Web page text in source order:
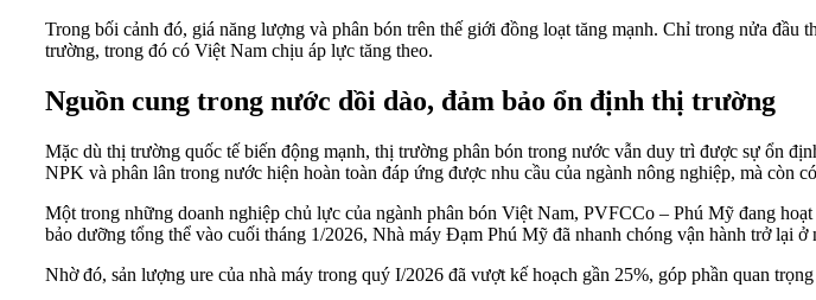
Trong bối cảnh đó, giá năng lượng và phân bón trên thế giới đồng loạt tăng mạnh. Chỉ trong nửa
trường, trong đó có Việt Nam chịu áp lực tăng theo.
Nguồn cung trong nước dồi dào, đảm bảo ổn định thị trường
Mặc dù thị trường quốc tế biến động mạnh, thị trường phân bón trong nước vẫn duy trì được sự ổn
NPK và phân lân trong nước hiện hoàn toàn đáp ứng được nhu cầu của ngành nông nghiệp, mà còn
Một trong những doanh nghiệp chủ lực của ngành phân bón Việt Nam, PVFCCo – Phú Mỹ đang
bảo dưỡng tổng thể vào cuối tháng 1/2026, Nhà máy Đạm Phú Mỹ đã nhanh chóng vận hành trở lại
Nhờ đó, sản lượng ure của nhà máy trong quý I/2026 đã vượt kế hoạch gần 25%, góp phần quan